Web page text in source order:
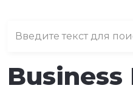
Business